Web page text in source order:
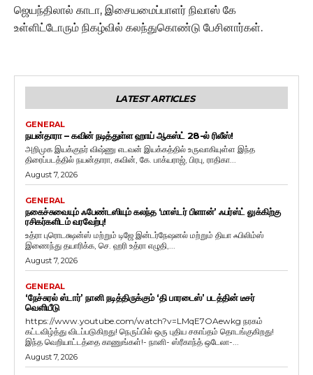
ஜெயந்திலால் காடா, இசையமைப்பாளர் நிவாஸ் கே
உள்ளிட்டோரும் நிகழ்வில் கலந்துகொண்டு பேசினார்கள்.
LATEST ARTICLES
GENERAL
நயன்தாரா – கவின் நடித்துள்ள ஹாய் ஆகஸ்ட் 28-ல் ரிலீஸ்!
அறிமுக இயக்குநர் விஷ்ணு எடவன் இயக்கத்தில் உருவாகியுள்ள இந்த
திரைப்படத்தில் நயன்தாரா, கவின், கே. பாக்யராஜ், பிரபு, ராதிகா...
August 7, 2026
GENERAL
நகைச்சுவையும் ஃபேண்டஸியும் கலந்த ‘மாஸ்டர் பிளான்’ ஃபர்ஸ்ட் லுக்கிற்கு
ரசிகர்களிடம் வரவேற்பு!
உத்ரா புரொடக்ஷன்ஸ் மற்றும் டிஜே இன்டர்நேஷனல் மற்றும் தியா ஃபிலிம்ஸ்
இணைந்து தயாரிக்க, செ. ஹரி உத்ரா எழுதி,...
August 7, 2026
GENERAL
‘நேச்சுரல் ஸ்டார்’ நானி நடித்திருக்கும் ‘தி பாரடைஸ்’ படத்தின் டீசர்
வெளியீடு
https://www.youtube.com/watch?v=LMqE7OAewkg நரகம்
கட்டவிழ்த்து விடப்படுகிறது! நெருப்பில் ஒரு புதிய சகாப்தம் தொடங்குகிறது!
இந்த வெறியாட்டத்தை காணுங்கள்!- நானி- ஸ்ரீகாந்த் ஒடேலா-...
August 7, 2026